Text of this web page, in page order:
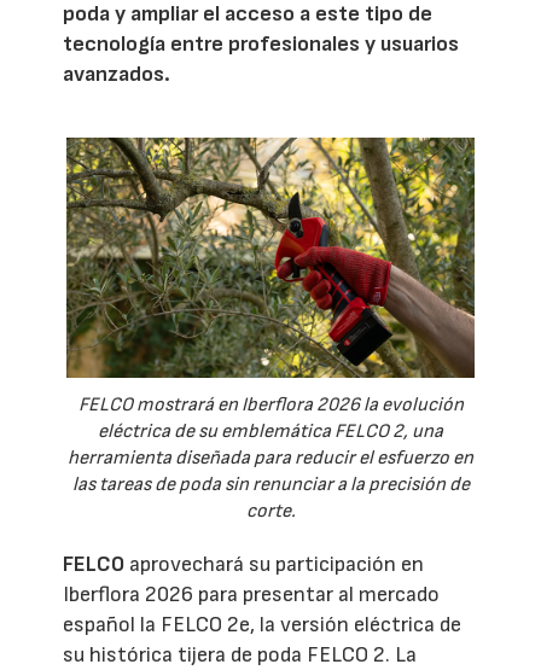
poda y ampliar el acceso a este tipo de
tecnología entre profesionales y usuarios
avanzados.
FELCO mostrará en Iberflora 2026 la evolución
eléctrica de su emblemática FELCO 2, una
herramienta diseñada para reducir el esfuerzo en
las tareas de poda sin renunciar a la precisión de
corte.
FELCO aprovechará su participación en
Iberflora 2026 para presentar al mercado
español la FELCO 2e, la versión eléctrica de
su histórica tijera de poda FELCO 2. La